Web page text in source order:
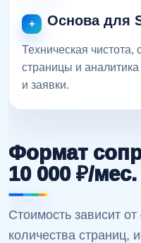
Основа для
Техническая чистота,
страницы и
и заявки.
Формат
10 000 ₽/мес.
Стоимость зависит
количества страниц,